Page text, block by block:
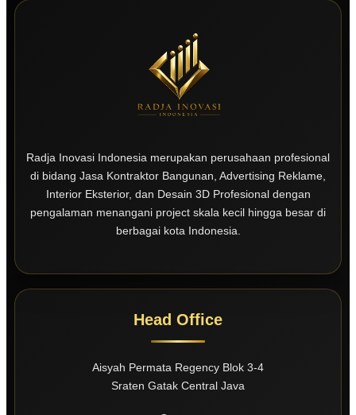
Radja Inovasi Indonesia merupakan perusahaan profesional
di bidang Jasa Kontraktor Bangunan, Advertising Reklame,
Interior Eksterior, dan Desain 3D Profesional dengan
pengalaman menangani project skala kecil hingga besar di
berbagai kota Indonesia.
Head Office
Aisyah Permata Regency Blok 3-4
Sraten Gatak Central Java